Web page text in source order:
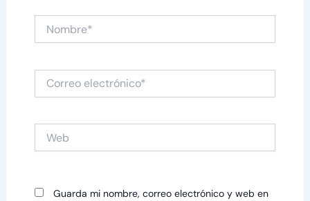
Correo
electrónico*
Guarda mi nombre, correo electrónico y web en